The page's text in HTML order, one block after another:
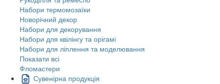
Набори термомозаїки
Новорічний декор
Набори для декорування
Набори для квілінгу та орігамі
Набори для ліплення та моделювання
Показати всі
Фломастери
Сувенірна продукція